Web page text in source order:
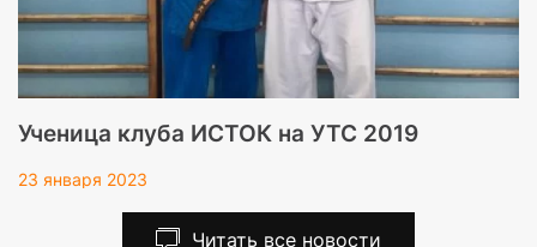
Ученица клуба ИСТОК на УТС 2019
23 января 2023
Читать все новости